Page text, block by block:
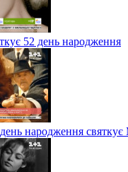
52 день народження
народження святкує